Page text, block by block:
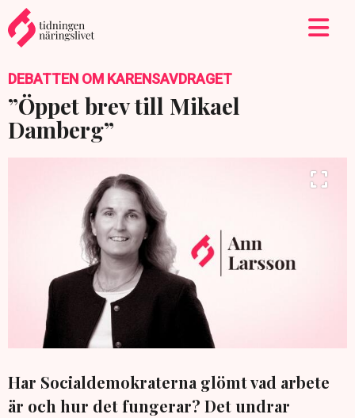
DEBATTEN OM KARENSAVDRAGET
”Öppet brev till Mikael
Damberg”
Har Socialdemokraterna glömt vad arbete
är och hur det fungerar? Det undrar